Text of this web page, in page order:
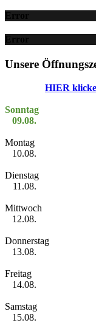
Error
Error
Unsere
HIER
Sonntag
09.08.
Montag
10.08.
Dienstag
11.08.
Mittwoch
12.08.
Donnerstag
13.08.
Freitag
14.08.
Samstag
15.08.